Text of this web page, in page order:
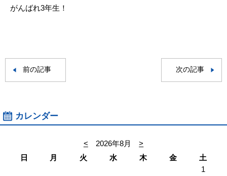
がんばれ3年生！
前の記事 次の記事
カレンダー
< 2026年8月
>
日
月 火 水 木 金
土
1